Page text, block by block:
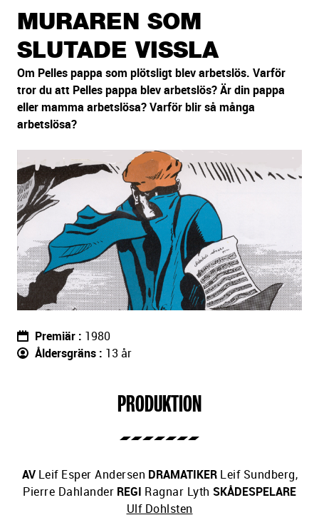
MURAREN SOM
SLUTADE VISSLA
Om Pelles pappa som plötsligt blev arbetslös. Varför
tror du att Pelles pappa blev arbetslös? Är din pappa
eller mamma arbetslösa? Varför blir så många
arbetslösa?
Premiär
1980
Åldersgräns
13 år
PRODUKTION
AV Leif Esper Andersen DRAMATIKER Leif Sundberg,
Pierre Dahlander REGI Ragnar Lyth SKÅDESPELARE
Ulf Dohlsten